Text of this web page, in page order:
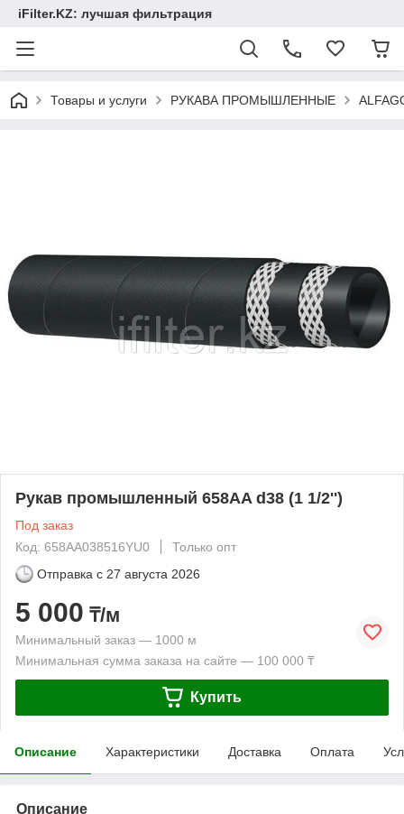
iFilter.KZ: лучшая фильтрация
Товары и услуги РУКАВА ПРОМЫШЛЕННЫЕ
Рукав промышленный 658AA d38 (1 1/2'')
Под заказ
Код: 658AA038516YU0
Только опт
Отправка с 27 августа 2026
5 000 ₸/м
Минимальный заказ — 1000 м
Минимальная сумма заказа на сайте — 100 000 ₸
Купить
Описание Характеристики Доставка Оплата
Описание